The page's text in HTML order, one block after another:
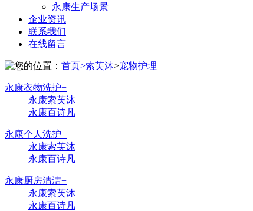
永康生产场景
企业资讯
联系我们
在线留言
您的位置： 首页>索芙沐>宠物护理
永康衣物洗护+
永康索芙沐
永康百诗凡
永康个人洗护+
永康索芙沐
永康百诗凡
永康厨房清洁+
永康索芙沐
永康百诗凡